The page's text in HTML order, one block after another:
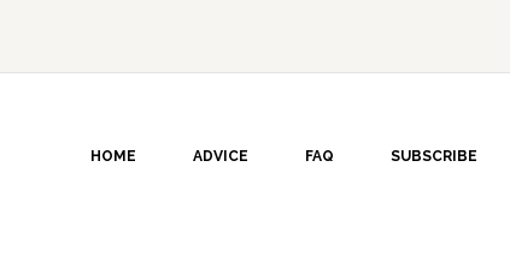
HOME ADVICE FAQ SUBSCRIBE